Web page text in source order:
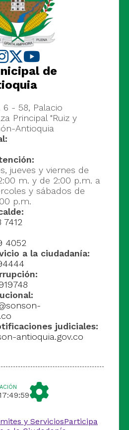
de
6 - 58, Palacio
Principal "Ruiz y
Antioquia
jueves y viernes de
m. y de 2:00 p.m. a
y sábados de
p.m.
7412
4052
a la ciudadanía:
judiciales:
antioquia.gov.co
y ServiciosParticipa